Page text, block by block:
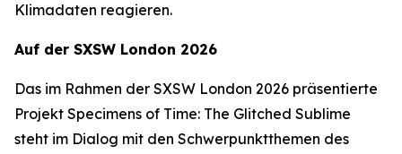
Klimadaten reagieren.
Auf der SXSW London 2026
Das im Rahmen der SXSW London 2026 präsentierte
Projekt Specimens of Time: The Glitched Sublime
steht im Dialog mit den Schwerpunktthemen des